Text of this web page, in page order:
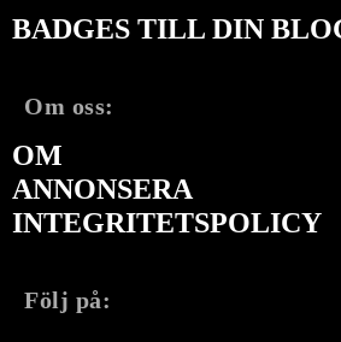
BADGES TILL DIN
Om oss:
OM
ANNONSERA
INTEGRITETSPOLICY
Följ på: